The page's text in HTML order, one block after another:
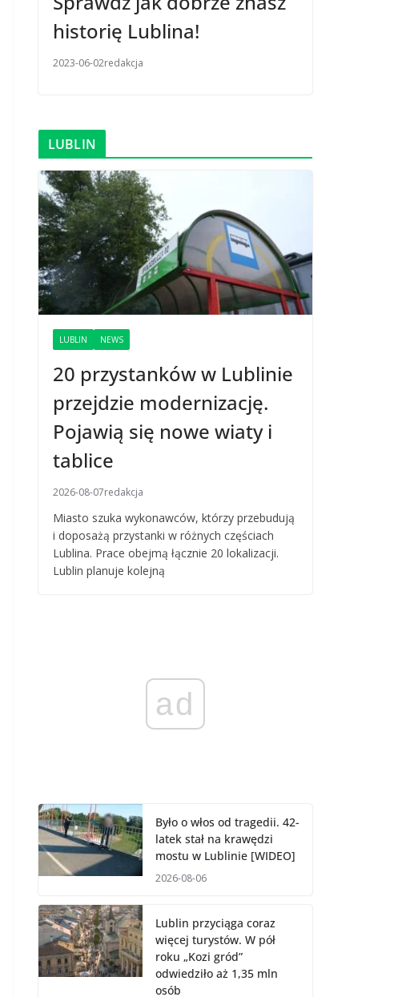
historię Lublina!
2023-06-02redakcja
LUBLIN
LUBLIN NEWS
20 przystanków w Lublinie
przejdzie modernizację.
Pojawią się nowe wiaty i
tablice
2026-08-07redakcja
Miasto szuka wykonawców, którzy przebudują
i doposażą przystanki w różnych częściach
Lublina. Prace obejmą łącznie 20 lokalizacji.
Lublin planuje kolejną
ad
Było o włos od tragedii. 42-
latek stał na krawędzi
mostu w Lublinie [WIDEO]
2026-08-06
Lublin przyciąga coraz
więcej turystów. W pół
roku „Kozi gród”
odwiedziło aż 1,35 mln
osób